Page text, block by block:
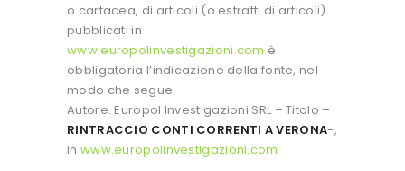
o cartacea, di articoli (o estratti di articoli)
pubblicati in
www.europolinvestigazioni.com è
obbligatoria l’indicazione della fonte, nel
modo che segue:
Autore. Europol Investigazioni SRL – Titolo –
RINTRACCIO CONTI CORRENTI A VERONA-,
in www.europolinvestigazioni.com